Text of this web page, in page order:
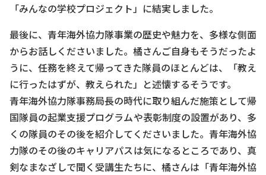
「みんなの学校プロジェクト」に結実しました。
最後に、青年海外協力隊事業の歴史や魅力を、多様な側面
からお話しくださいました。橘さんご自身もそうだったよ
うに、任務を終えて帰ってきた隊員のほとんどは、「教え
に行ったはずが、教えられた」と述懐するそうです。
青年海外協力隊事務局長の時代に取り組んだ施策として帰
国隊員の起業支援プログラムや表彰制度の設置があり、多
くの隊員のその後を紹介してくださいました。青年海外協
力隊のその後のキャリアパスは気になるところであり、真
剣なまなざしで聞く受講生たちに、橘さんは「青年海外協